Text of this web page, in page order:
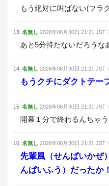
もう絶対に叫ばない(フラ
13: 名無し 2026年06月30日 21:21 JST
あと5分持たないだろうな
14: 名無し 2026年06月30日 21:21 JST
もうクチにダクトテー
15: 名無し 2026年06月30日 21:21 JST
開幕１分で終わるんちゃう
16: 名無し 2026年06月30日 21:21 JST
先輩風（せんぱいかぜ
んぱいふう）だったか